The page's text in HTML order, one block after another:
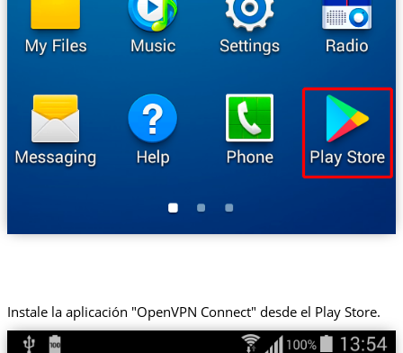
Instale la aplicación "OpenVPN Connect" desde el Play Store.